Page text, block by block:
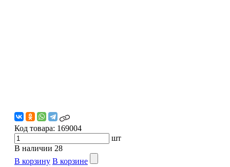
Код товара: 169004
шт
В наличии 28
В корзину В корзине